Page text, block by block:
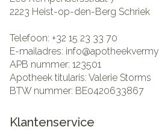
2223 Heist-op-den-Berg Schriek
Telefoon: +32 15 23 33 70
E-mailadres: info@
APB nummer: 123501
Apotheek titularis: Valerie Storms
BTW nummer: BE0420633867
Klantenservice